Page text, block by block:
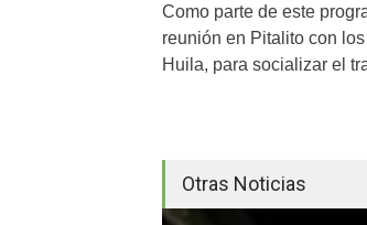
Como parte de este
reunión en Pitalito con
Huila, para socializar el
Otras Noticias